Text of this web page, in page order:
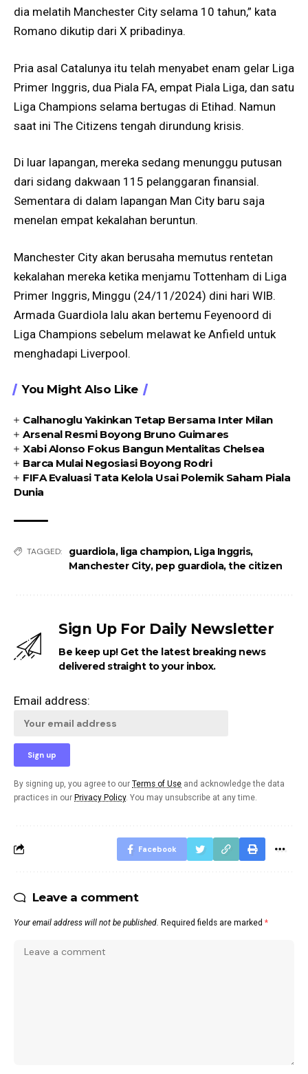
dia melatih Manchester City selama 10 tahun,” kata
Romano dikutip dari X pribadinya.
Pria asal Catalunya itu telah menyabet enam gelar Liga
Primer Inggris, dua Piala FA, empat Piala Liga, dan satu
Liga Champions selama bertugas di Etihad. Namun
saat ini The Citizens tengah dirundung krisis.
Di luar lapangan, mereka sedang menunggu putusan
dari sidang dakwaan 115 pelanggaran finansial.
Sementara di dalam lapangan Man City baru saja
menelan empat kekalahan beruntun.
Manchester City akan berusaha memutus rentetan
kekalahan mereka ketika menjamu Tottenham di Liga
Primer Inggris, Minggu (24/11/2024) dini hari WIB.
Armada Guardiola lalu akan bertemu Feyenoord di
Liga Champions sebelum melawat ke Anfield untuk
menghadapi Liverpool.
You Might Also Like
Calhanoglu Yakinkan Tetap Bersama Inter Milan
Arsenal Resmi Boyong Bruno Guimares
Xabi Alonso Fokus Bangun Mentalitas Chelsea
Barca Mulai Negosiasi Boyong Rodri
FIFA Evaluasi Tata Kelola Usai Polemik Saham Piala
Dunia
TAGGED: guardiola, liga champion, Liga Inggris,
Manchester City, pep guardiola,the citizen
Sign Up For Daily Newsletter
Be keep up! Get the latest breaking news
delivered straight to your inbox.
Email address:
By signing up, you agree to our Terms of Use and acknowledge the data
practices in our Privacy Policy. You may unsubscribe at any time.
Facebook
Leave a comment
Your email address will not be published. Required fields are marked *